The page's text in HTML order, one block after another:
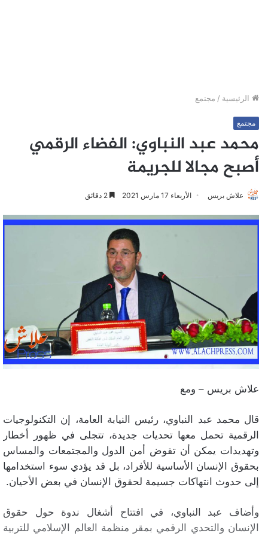
الرئيسية / مجتمع
مجتمع
محمد عبد النباوي: الفضاء الرقمي
أصبح مجالا للجريمة
علاش بريس الأربعاء 17 مارس 2021
علاش بريس – ومع
قال محمد عبد النباوي، رئيس النيابة العامة، إن التكنولوجيات
الرقمية تحمل معها تحديات جديدة، تتجلى في ظهور أخطار
وتهديدات يمكن أن تقوض أمن الدول والمجتمعات والمساس
بحقوق الإنسان الأساسية للأفراد، بل قد يؤدي سوء استخدامها
إلى حدوث انتهاكات جسيمة لحقوق الإنسان في بعض الأحيان.
وأضاف عبد النباوي، في افتتاح أشغال ندوة حول حقوق
الإنسان والتحدي الرقمي بمقر منظمة العالم الإسلامي للتربية